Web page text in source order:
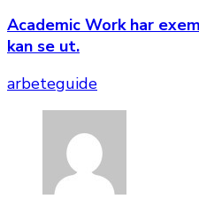
Academic Work har
kan se ut.
arbeteguide